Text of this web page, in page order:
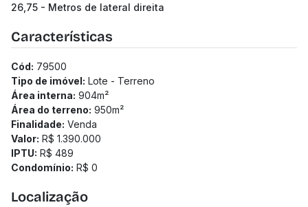
26,75 - Metros de lateral direita
Características
Cód: 79500
Tipo de imóvel: Lote - Terreno
Área interna: 904m²
Área do terreno: 950m²
Finalidade: Venda
Valor: R$ 1.390.000
IPTU: R$ 489
Condomínio: R$ 0
Localização